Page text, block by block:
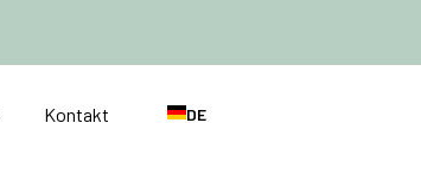
Kontakt DE